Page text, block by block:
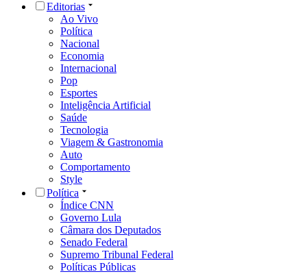
Editorias
Ao Vivo
Política
Nacional
Economia
Internacional
Pop
Esportes
Inteligência Artificial
Saúde
Tecnologia
Viagem & Gastronomia
Auto
Comportamento
Style
Política
Índice CNN
Governo Lula
Câmara dos Deputados
Senado Federal
Supremo Tribunal Federal
Políticas Públicas